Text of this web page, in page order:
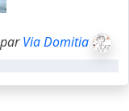
Via Domitia